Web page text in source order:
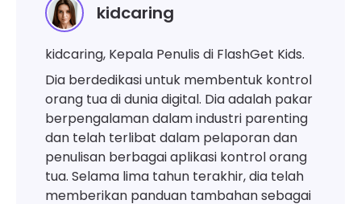
kidcaring
kidcaring, Kepala Penulis di FlashGet Kids.
Dia berdedikasi untuk membentuk kontrol
orang tua di dunia digital. Dia adalah pakar
berpengalaman dalam industri parenting
dan telah terlibat dalam pelaporan dan
penulisan berbagai aplikasi kontrol orang
tua. Selama lima tahun terakhir, dia telah
memberikan panduan tambahan sebagai